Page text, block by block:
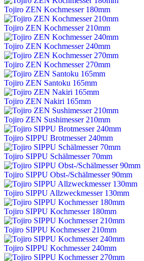
Tojiro ZEN Kochmesser 180mm
Tojiro ZEN Kochmesser 210mm
Tojiro ZEN Kochmesser 240mm
Tojiro ZEN Kochmesser 270mm
Tojiro ZEN Santoku 165mm
Tojiro ZEN Nakiri 165mm
Tojiro ZEN Sushimesser 210mm
Tojiro SIPPU Brotmesser 240mm
Tojiro SIPPU Schälmesser 70mm
Tojiro SIPPU Obst-/Schälmesser 90mm
Tojiro SIPPU Allzweckmesser 130mm
Tojiro SIPPU Kochmesser 180mm
Tojiro SIPPU Kochmesser 210mm
Tojiro SIPPU Kochmesser 240mm